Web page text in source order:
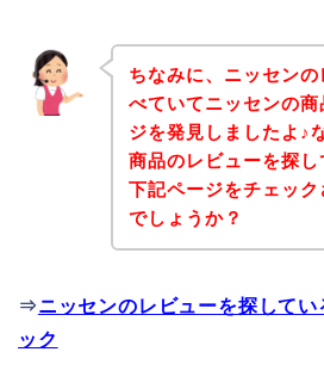
ちなみに、ニッセン
べていてニッセンの
ジを発見しましたよ♪
商品のレビューを探
下記ページをチェッ
でしょうか？
⇒ニッセンのレビューを探してい
ック